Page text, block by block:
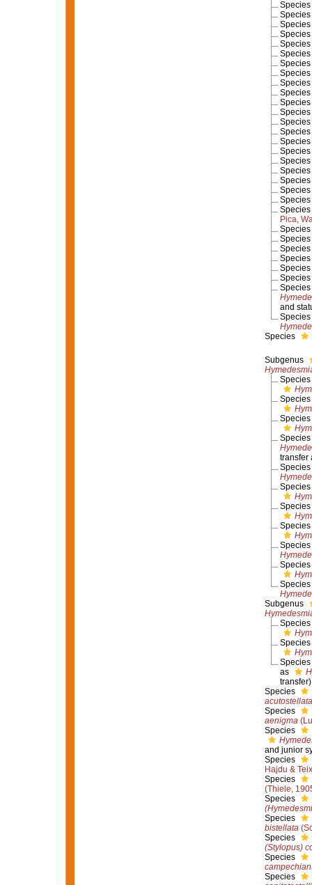
Species
Species
Species
Species
Species
Species
Species
Species
Species
Species
Species
Species
Species
Species
Species
Species
Species
Species
Species
Species
Species
Species
Pica,
Species
Species
Species
Species
Species
Species
Species
and
Species
Species
Subgenus
Species
Species
Species
Species
transfer
Species
Species
Species
Species
Species
Species
Species
Subgenus
Species
Species
Species
as
transfer)
Species
acutostellata
Species
aenigma
Species
and junior
Species
Hajdu &
Species
(Thiele,
Species
Species
bistellata
Species
(Stylopus)
Species
Species